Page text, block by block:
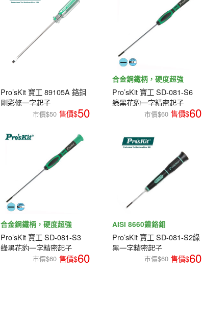
Pro’sKit 寶工 89105A 鉻鉬
剛彩條一字起子
(#0*100mm)市價$50 50
合金鋼鐵柄，硬度超強
Pro’sKit 寶工 SD-081-S6
綠黑花豹一字精密起子
市價$60 60
合金鋼鐵柄，硬度超強
Pro’sKit 寶工 SD-081-S3
綠黑花豹一字精密起子
市價$60 60
AISI 8660鎳鉻鉬
Pro’sKit 寶工 SD-081-S2綠
黑一字精密起子
市價$60 60